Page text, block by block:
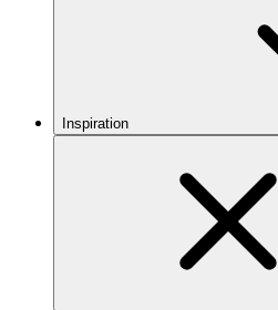
Inspiration